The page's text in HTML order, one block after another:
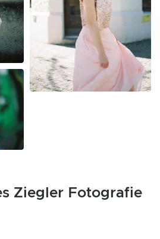
Ziegler Fotografie